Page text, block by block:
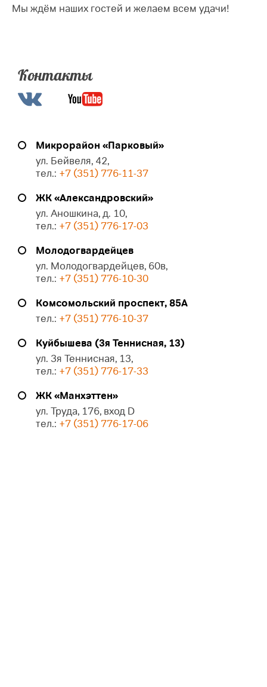
Мы ждём наших гостей и желаем всем удачи!
Контакты
Микрорайон «Парковый»
ул. Бейвеля, 42,
тел.: +7 (351) 776-11-37
ЖК «Александровский»
ул. Аношкина, д. 10,
тел.: +7 (351) 776-17-03
Молодогвардейцев
ул. Молодогвардейцев, 60в,
тел.: +7 (351) 776-10-30
Комсомольский проспект, 85А
тел.: +7 (351) 776-10-37
Куйбышева (3я Теннисная, 13)
ул. 3я Теннисная, 13,
тел.: +7 (351) 776-17-33
ЖК «Манхэттен»
ул. Труда, 176, вход D
тел.: +7 (351) 776-17-06